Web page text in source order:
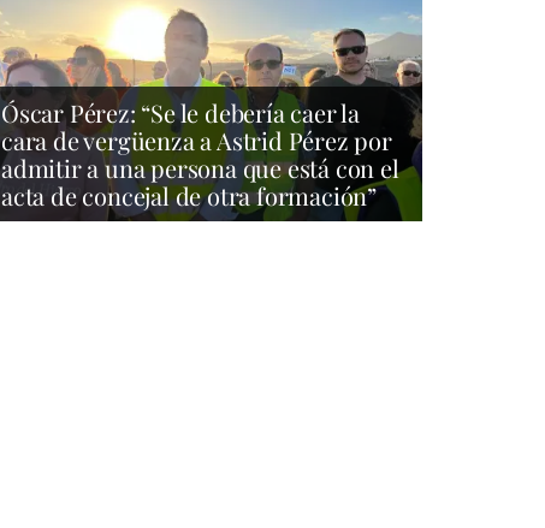
Óscar Pérez: “Se le debería caer la
cara de vergüenza a Astrid Pérez por
admitir a una persona que está con el
acta de concejal de otra formación”